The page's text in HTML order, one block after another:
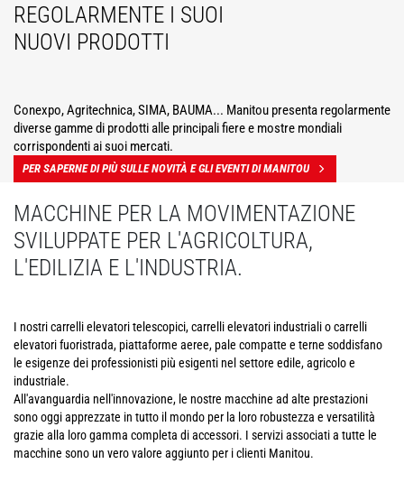
REGOLARMENTE I SUOI
NUOVI PRODOTTI
Conexpo, Agritechnica, SIMA, BAUMA... Manitou presenta regolarmente
diverse gamme di prodotti alle principali fiere e mostre mondiali
corrispondenti ai suoi mercati.
PER SAPERNE DI PIÙ SULLE NOVITÀ E GLI EVENTI DI MANITOU
MACCHINE PER LA MOVIMENTAZIONE
SVILUPPATE PER L'AGRICOLTURA,
L'EDILIZIA E L'INDUSTRIA.
I nostri carrelli elevatori telescopici, carrelli elevatori industriali o carrelli
elevatori fuoristrada, piattaforme aeree, pale compatte e terne soddisfano
le esigenze dei professionisti più esigenti nel settore edile, agricolo e
industriale.
All'avanguardia nell'innovazione, le nostre macchine ad alte prestazioni
sono oggi apprezzate in tutto il mondo per la loro robustezza e versatilità
grazie alla loro gamma completa di accessori. I servizi associati a tutte le
macchine sono un vero valore aggiunto per i clienti Manitou.